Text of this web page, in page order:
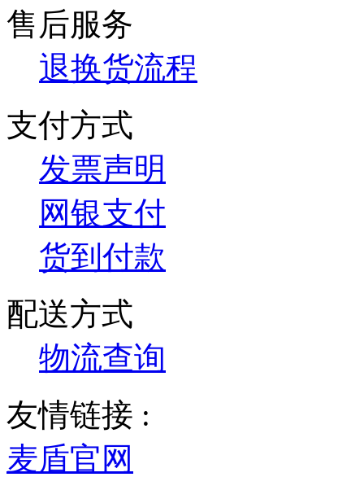
售后服务
退换货流程
支付方式
发票声明
网银支付
货到付款
配送方式
物流查询
友情链接 :
麦盾官网